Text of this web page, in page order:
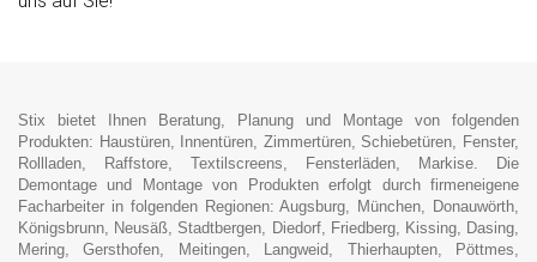
Stix bietet Ihnen Beratung, Planung und Montage von folgenden
Produkten: Haustüren, Innentüren, Zimmertüren, Schiebetüren, Fenster,
Rollladen, Raffstore, Textilscreens, Fensterläden, Markise. Die
Demontage und Montage von Produkten erfolgt durch firmeneigene
Facharbeiter in folgenden Regionen: Augsburg, München, Donauwörth,
Königsbrunn, Neusäß, Stadtbergen, Diedorf, Friedberg, Kissing, Dasing,
Mering, Gersthofen, Meitingen, Langweid, Thierhaupten, Pöttmes,